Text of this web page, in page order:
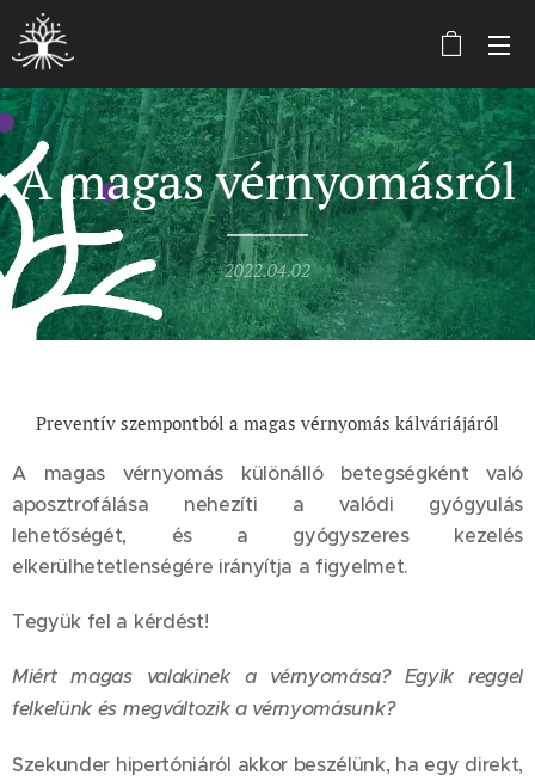
A magas vérnyomásról
2022.04.02
Preventív szempontból a magas vérnyomás kálváriájáról
A magas vérnyomás különálló betegségként való
aposztrofálása nehezíti a valódi gyógyulás
lehetőségét, és a gyógyszeres kezelés
elkerülhetetlenségére irányítja a figyelmet.
Tegyük fel a kérdést!
Miért magas valakinek a vérnyomása? Egyik reggel
felkelünk és megváltozik a vérnyomásunk?
Szekunder hipertóniáról akkor beszélünk, ha egy direkt,